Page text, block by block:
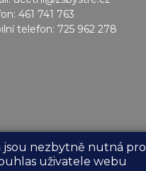
461 741 763
telefon: 725 962 278
jsou nezbytně nutná pro
uživatele webu